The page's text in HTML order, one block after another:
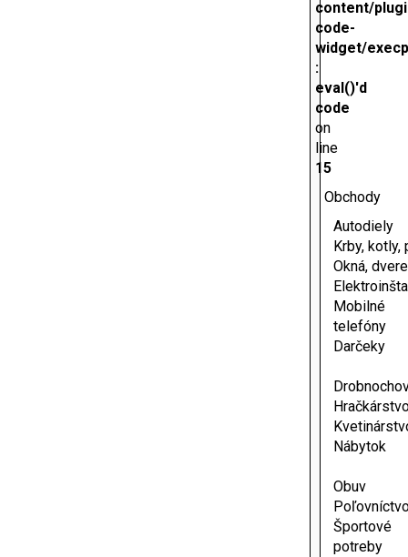
content/
code-
widget/
:
eval()'d
code
on
line
15
Obchody
Autodiely
Krby, kotly,
Okná, dvere
Mobilné
telefóny
Darčeky
Nábytok
Obuv
Športové
potreby